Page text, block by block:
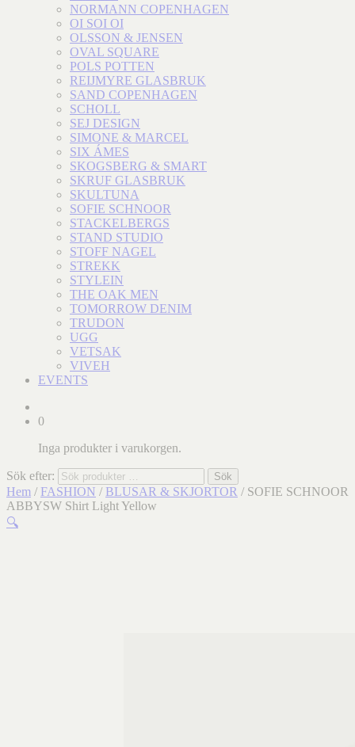
NORMANN COPENHAGEN
OI SOI OI
OLSSON & JENSEN
OVAL SQUARE
POLS POTTEN
REIJMYRE GLASBRUK
SAND COPENHAGEN
SCHOLL
SEJ DESIGN
SIMONE & MARCEL
SIX ÁMES
SKOGSBERG & SMART
SKRUF GLASBRUK
SKULTUNA
SOFIE SCHNOOR
STACKELBERGS
STAND STUDIO
STOFF NAGEL
STREKK
STYLEIN
THE OAK MEN
TOMORROW DENIM
TRUDON
UGG
VETSAK
VIVEH
EVENTS
0
Inga produkter i varukorgen.
Sök efter: Sök
Hem / FASHION / BLUSAR & SKJORTOR / SOFIE SCHNOOR
ABBYSW Shirt Light Yellow
🔍